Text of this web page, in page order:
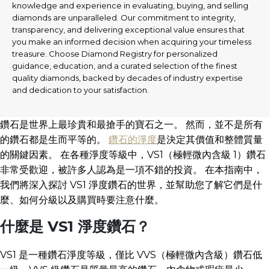
knowledge and experience in evaluating, buying, and selling
diamonds are unparalleled. Our commitment to integrity,
transparency, and delivering exceptional value ensures that
you make an informed decision when acquiring your timeless
treasure. Choose Diamond Registry for personalized
guidance, education, and a curated selection of the finest
quality diamonds, backed by decades of industry expertise
and dedication to your satisfaction.
鑽石是世界上最珍貴和最搶手的寶石之一。 然而，並不是所有
的鑽石都是生而平等的。 鑽石的淨度是決定其價值和整體質量
的關鍵因素。 在各種淨度等級中，VS1（極輕微內含級 1）鑽石
非常受歡迎，被許多人認為是一項不錯的投資。 在本指南中，
我們將深入探討 VS1 淨度鑽石的世界，並幫助您了解它們是什
麼、如何分級以及購買時要注意什麼。
什麼是 VS1 淨度鑽石？
VS1 是一種鑽石淨度等級，僅比 VVS（極輕微內含級）鑽石低